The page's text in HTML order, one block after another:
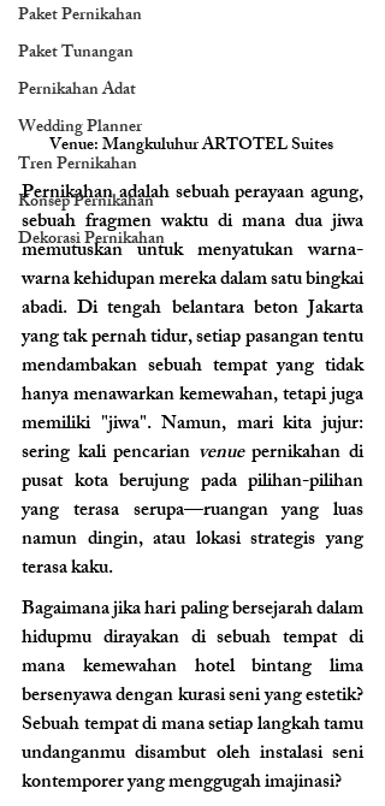
Paket Pernikahan
Paket Tunangan
Pernikahan Adat
Wedding Planner
Tren Pernikahan
Konsep Pernikahan
Dekorasi Pernikahan
Venue: Mangkuluhur ARTOTEL Suites
Pernikahan adalah sebuah perayaan agung,
sebuah fragmen waktu di mana dua jiwa
memutuskan untuk menyatukan warna-
warna kehidupan mereka dalam satu bingkai
abadi. Di tengah belantara beton Jakarta
yang tak pernah tidur, setiap pasangan tentu
mendambakan sebuah tempat yang tidak
hanya menawarkan kemewahan, tetapi juga
memiliki "jiwa". Namun, mari kita jujur:
sering kali pencarian venue pernikahan di
pusat kota berujung pada pilihan-pilihan
yang terasa serupa—ruangan yang luas
namun dingin, atau lokasi strategis yang
terasa kaku.
Bagaimana jika hari paling bersejarah dalam
hidupmu dirayakan di sebuah tempat di
mana kemewahan hotel bintang lima
bersenyawa dengan kurasi seni yang estetik?
Sebuah tempat di mana setiap langkah tamu
undanganmu disambut oleh instalasi seni
kontemporer yang menggugah imajinasi?